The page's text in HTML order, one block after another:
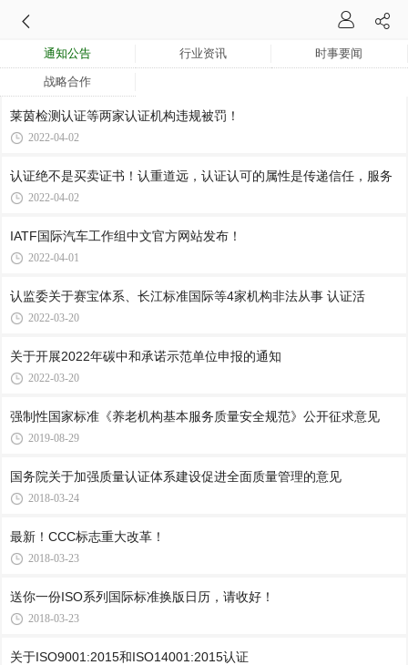
通知公告 行业资讯 时事要闻
战略合作
莱茵检测认证等两家认证机构违规被罚！
2022-04-02
认证绝不是买卖证书！认重道远，认证认可的属性是传递信任，服务
2022-04-02
IATF国际汽车工作组中文官方网站发布！
2022-04-01
认监委关于赛宝体系、长江标准国际等4家机构非法从事 认证活
2022-03-20
关于开展2022年碳中和承诺示范单位申报的通知
2022-03-20
强制性国家标准《养老机构基本服务质量安全规范》公开征求意见
2019-08-29
国务院关于加强质量认证体系建设促进全面质量管理的意见
2018-03-24
最新！CCC标志重大改革！
2018-03-23
送你一份ISO系列国际标准换版日历，请收好！
2018-03-23
关于ISO9001:2015和ISO14001:2015认证